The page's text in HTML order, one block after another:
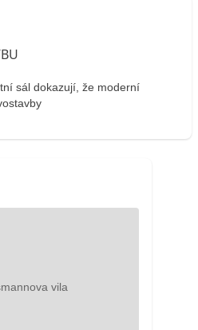
sál dokazují, že moderní